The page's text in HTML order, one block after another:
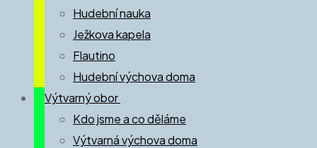
Hudební nauka
Ježkova kapela
Flautino
Hudební výchova doma
Výtvarný obor
Kdo jsme a co děláme
Výtvarná výchova doma